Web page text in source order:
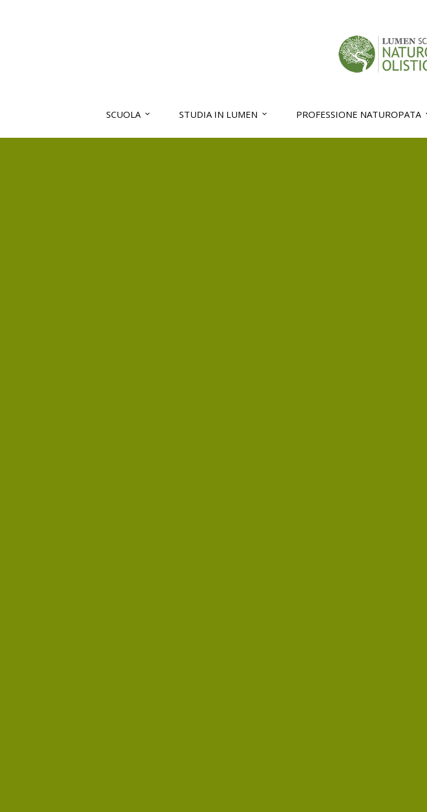
SCUOLA STUDIA IN LUMEN PROFESSIONE NATUROPATA